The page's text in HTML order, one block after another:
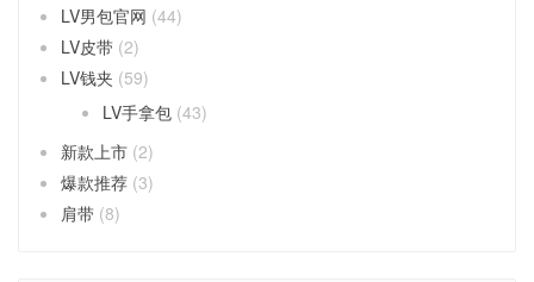
LV男包官网 (44)
LV皮带 (2)
LV钱夹 (59)
LV手拿包 (43)
新款上市 (2)
爆款推荐 (3)
肩带 (8)